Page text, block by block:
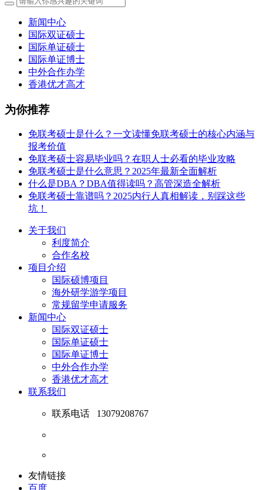
新闻中心
国际双证硕士
国际单证硕士
国际单证博士
中外合作办学
香港优才高才
为你推荐
免联考硕士是什么？一文读懂免联考硕士的核心内涵与
报考价值
免联考硕士容易毕业吗？在职人士必看的毕业攻略
免联考硕士是什么意思？2025年最新全面解析
什么是DBA？DBA值得读吗？高管深造全解析
免联考硕士靠谱吗？2025内行人真相解读，别踩这些
坑！
关于我们
利度简介
合作名校
项目介绍
国际硕博项目
海外研学游学项目
常规留学申请服务
新闻中心
国际双证硕士
国际单证硕士
国际单证博士
中外合作办学
香港优才高才
联系我们
联系电话 13079208767
友情链接